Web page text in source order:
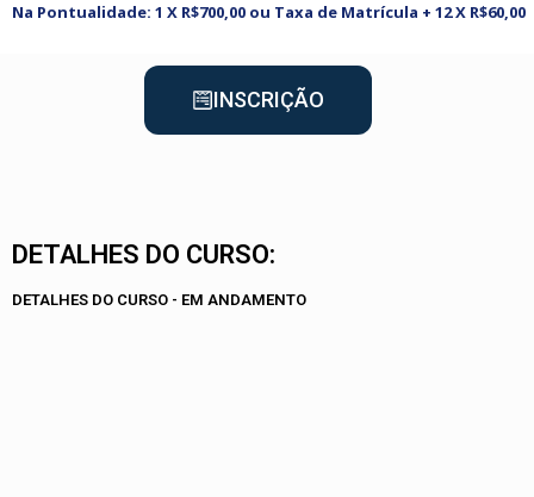
Na Pontualidade: 1 X R$700,00 ou Taxa de Matrícula + 12 X R$60,00
INSCRIÇÃO
DETALHES DO CURSO:
DETALHES DO CURSO - EM ANDAMENTO